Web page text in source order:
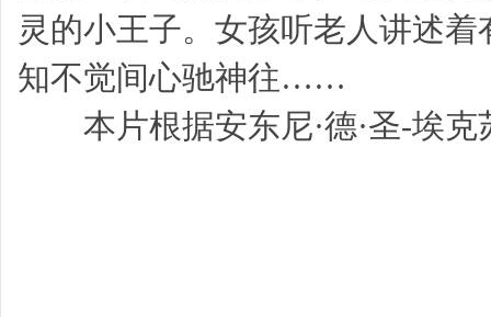
灵的小王子。女孩听老人讲述
知不觉间心驰神往……
本片根据安东尼·德·圣-埃克